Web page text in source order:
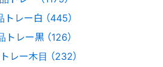
トレー白 （445）
トレー黒 （126）
レー木目 （232）